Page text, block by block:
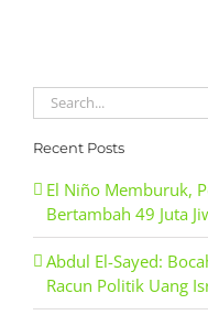
Search
for:
Recent Posts
El Niño Memburuk,
Bertambah 49 Juta
Abdul El-Sayed:
Racun Politik Uang